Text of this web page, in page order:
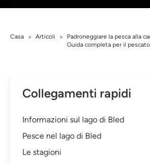
Casa > Articoli >
Padroneggiare la pesca alla
Guida completa per il
Collegamenti rapidi
Informazioni sul lago di Bled
Pesce nel lago di Bled
Le stagioni